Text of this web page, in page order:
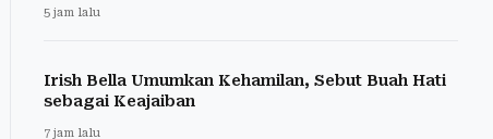
5 jam lalu
Irish Bella Umumkan Kehamilan, Sebut Buah Hati
sebagai Keajaiban
7 jam lalu